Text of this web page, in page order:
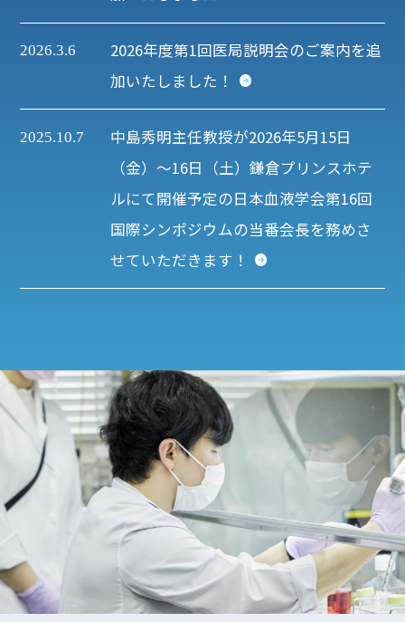
2026.3.6
2026年度第1回医局説明会のご案内を追
加いたしました！
2025.10.7
中島秀明主任教授が2026年5月15日
（金）～16日（土）鎌倉プリンスホテ
ルにて開催予定の日本血液学会第16回
国際シンポジウムの当番会長を務めさ
せていただきます！